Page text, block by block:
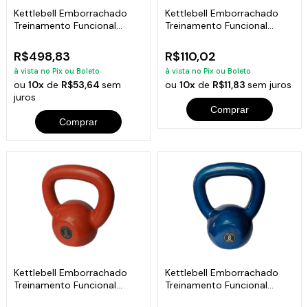
Kettlebell Emborrachado
Treinamento Funcional
R$498,83
à vista no Pix ou Boleto
ou10x de R$53,64sem
juros
Comprar
Kettlebell Emborrachado
Treinamento Funcional
R$110,02
à vista no Pix ou Boleto
ou 10xde R$11,83 sem juros
Comprar
Kettlebell Emborrachado
Treinamento Funcional
Kettlebell Emborrachado
Treinamento Funcional